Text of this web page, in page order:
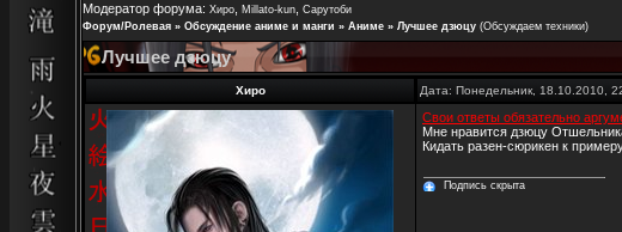
Модератор форума: Хиро Millato-kun Сарутоби
Форум/Ролевая » Обсуждение аниме и манги » Аниме » Лучшее дзюцу (Обсуждаем техники)
Лучшее дзюцу
Хиро Дата: Понедельник, 18.10.2010,
Свои ответы обязательно
Мне нравится дзюцу
Кидать разен-сюрикен к
Подпись скрыта